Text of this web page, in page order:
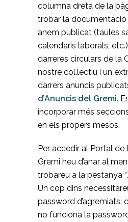
columna dreta de la
trobar la
anem publicat (taules
calendaris laborals,
darreres circulars de la
nostre col.lectiu i un
darrers anuncis
d’Anuncis del Gremi.
incorporar més
en els propers mesos.
Per accedir al Portal
Gremi heu d’anar al
trobareu a la pestanya
Un cop dins
password d’agremiats:
no funciona la